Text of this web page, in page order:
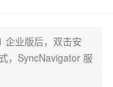
企业版后，双击安
，SyncNavigator 服